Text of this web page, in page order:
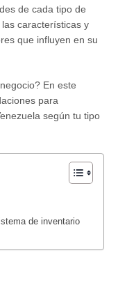
de cada tipo de
características y
que influyen en su
En este
para
según tu tipo
de inventario